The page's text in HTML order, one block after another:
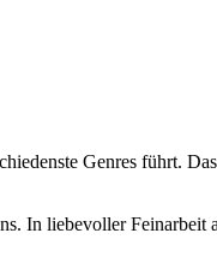
Genres führt. Das
In liebevoller Feinarbeit